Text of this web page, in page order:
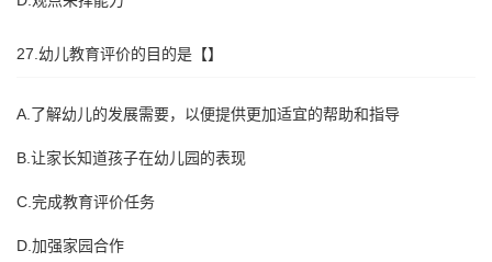
27.幼儿教育评价的目的是【】
A.了解幼儿的发展需要，以便提供更加适宜的帮助和指导
B.让家长知道孩子在幼儿园的表现
C.完成教育评价任务
D.加强家园合作